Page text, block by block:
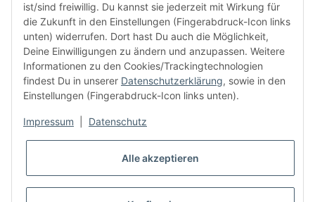
ist/sind freiwillig. Du kannst sie jederzeit mit Wirkung für
die Zukunft in den Einstellungen (Fingerabdruck-Icon links
unten) widerrufen. Dort hast Du auch die Möglichkeit,
Deine Einwilligungen zu ändern und anzupassen. Weitere
Informationen zu den Cookies/Trackingtechnologien
findest Du in unserer Datenschutzerklärung, sowie in den
Einstellungen (Fingerabdruck-Icon links unten).
Impressum Datenschutz
Alle akzeptieren
Informationen
Kundenservice
Mehr von Audiolith